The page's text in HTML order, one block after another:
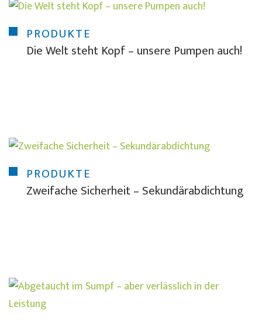
PRODUKTE
Die Welt steht Kopf – unsere Pumpen auch!
PRODUKTE
Zweifache Sicherheit – Sekundärabdichtung